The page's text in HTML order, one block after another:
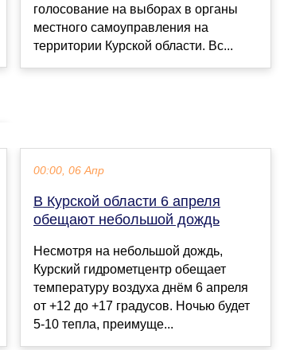
голосование на выборах в органы
местного самоуправления на
территории Курской области. Вс...
00:00, 06 Апр
В Курской области 6 апреля
обещают небольшой дождь
Несмотря на небольшой дождь,
Курский гидрометцентр обещает
температуру воздуха днём 6 апреля
от +12 до +17 градусов. Ночью будет
5-10 тепла, преимуще...